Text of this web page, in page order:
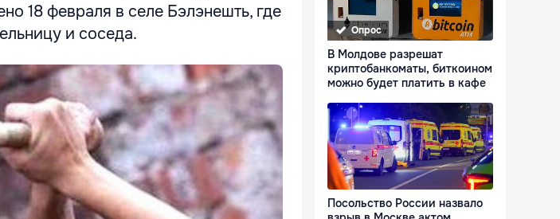
18 февраля в селе Бэлэнешть, где
и соседа.
Опрос
В Молдове разрешат
криптобанкоматы, биткоином
можно будет платить в кафе
Посольство России назвало